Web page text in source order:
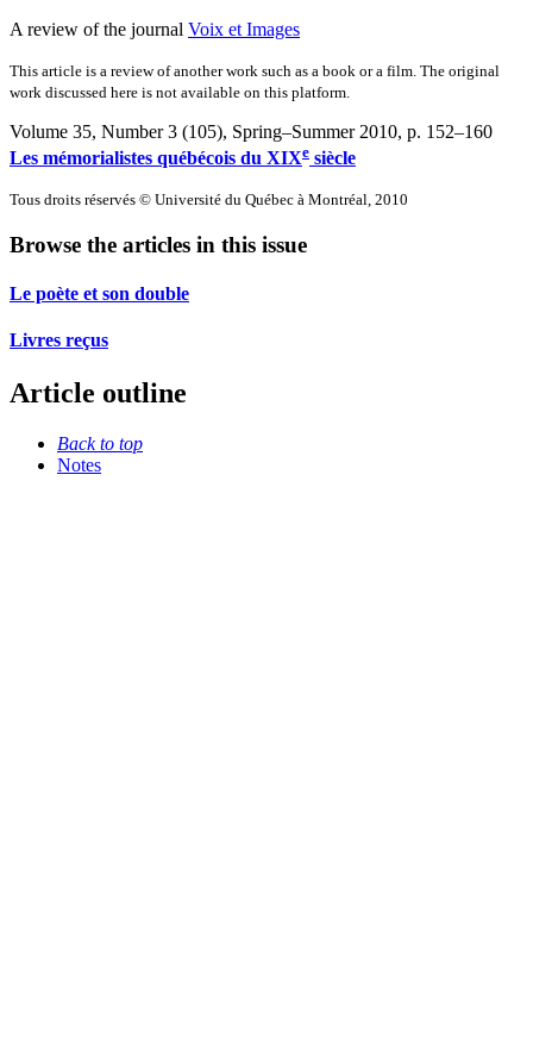
A review of the journal Voix et Images
This article is a review of another work such as a book or a film. The original
work discussed here is not available on this platform.
Volume 35, Number 3 (105), Spring–Summer 2010, p. 152–160
Les mémorialistes québécois du XIXe siècle
Tous droits réservés © Université du Québec à Montréal, 2010
Browse the articles in this issue
Le poète et son double
Livres reçus
Article outline
Back to top
Notes